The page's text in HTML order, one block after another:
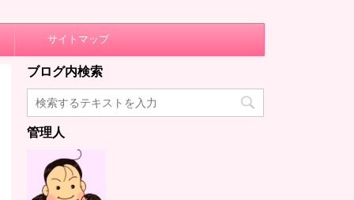
サイトマップ
ブログ内検索
管理人